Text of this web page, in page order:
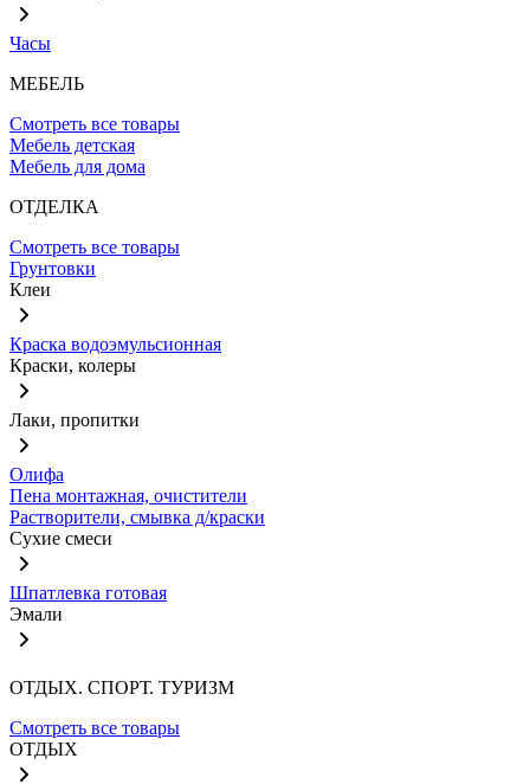
Часы
МЕБЕЛЬ
Смотреть все товары
Мебель детская
Мебель для дома
ОТДЕЛКА
Смотреть все товары
Грунтовки
Клеи
Краска водоэмульсионная
Краски, колеры
Лаки, пропитки
Олифа
Пена монтажная, очистители
Растворители, смывка д/краски
Сухие смеси
Шпатлевка готовая
Эмали
ОТДЫХ. СПОРТ. ТУРИЗМ
Смотреть все товары
ОТДЫХ